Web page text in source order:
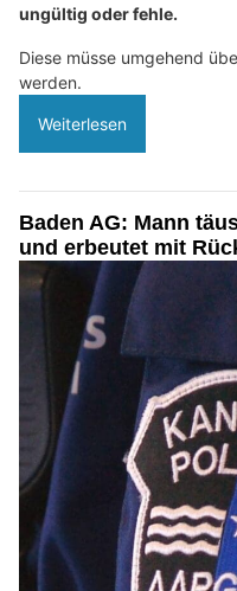
ungültig oder fehle.
Diese müsse umgehend
werden.
Weiterlesen
Baden AG: Mann
und erbeutet mit